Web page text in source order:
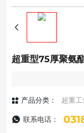
超重型75厚聚氨
产品分类： 超重
联系电话：